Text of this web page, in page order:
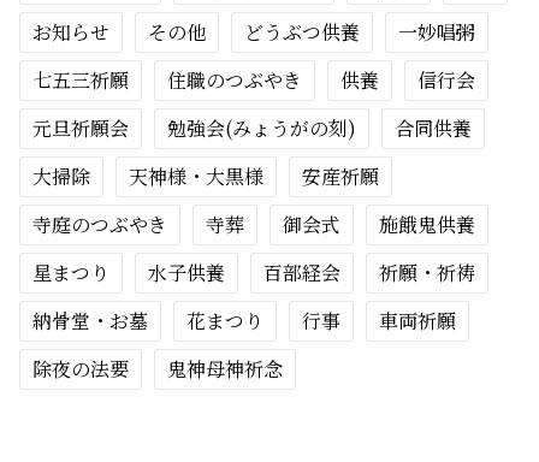
お知らせ
その他 どうぶつ供養
一妙唱粥
七五三祈願
住職のつぶやき 供養
信行会
元旦祈願会
勉強会(みょうがの刻)
合同供養
大掃除
天神様・大黒様
安産祈願
寺庭のつぶやき
寺葬 御会式
施餓鬼供養
星まつり
水子供養 百部経会
祈願・祈祷
納骨堂・お墓
花まつり 行事
車両祈願
除夜の法要
鬼神母神祈念